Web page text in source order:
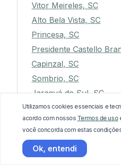
Vitor Meireles, SC
Alto Bela Vista, SC
Princesa, SC
Presidente Castello
Capinzal, SC
Sombrio, SC
Jaraguá do Sul, SC
Rio do Sul, SC
Lauro Müller, SC
Coronel Martins, SC
Utilizamos cookies essenciais e
acordo com nossos Termos de uso
você concorda com estas
Ok, entendi